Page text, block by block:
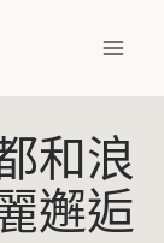
和浪
邂逅